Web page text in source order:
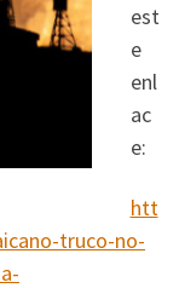
est
e
enl
ac
e:
htt
truco-no-